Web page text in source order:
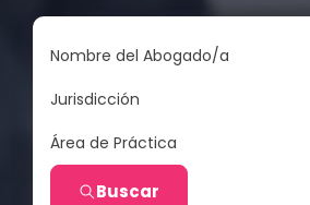
Nombre del Abogado/a
Jurisdicción
Área de Práctica
Buscar